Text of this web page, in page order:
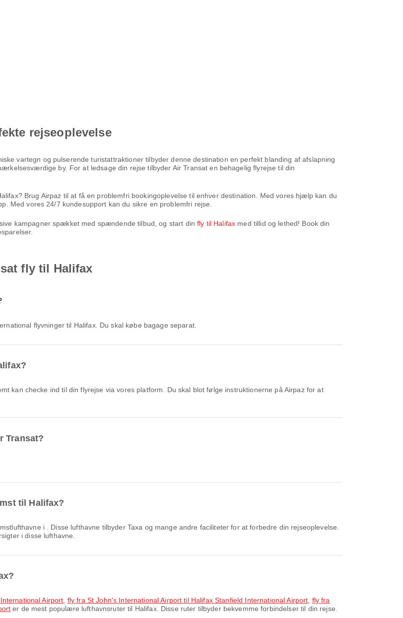
rejseoplevelse
vartegn og pulserende turistattraktioner tilbyder denne destination en perfekt blanding af afslapning
by. For at ledsage din rejse tilbyder Air Transat en behagelig flyrejse til din
Brug Airpaz til at få en problemfri bookingoplevelse til enhver destination. Med vores hjælp kan du
Med vores 24/7 kundesupport kan du sikre en problemfri rejse.
kampagner spækket med spændende tilbud, og start dinfly til Halifax med tillid og lethed! Book din
fly til Halifax
flyvninger til Halifax. Du skal købe bagage separat.
Transat?
til Halifax?
i . Disse lufthavne tilbyder Taxa og mange andre faciliteter for at forbedre din rejseoplevelse.
i disse lufthavne.
Airport fly fra St John's International Airport til Halifax Stanfield International Airport fly fra
er de mest populære lufthavnsruter til Halifax. Disse ruter tilbyder bekvemme forbindelser til din rejse.